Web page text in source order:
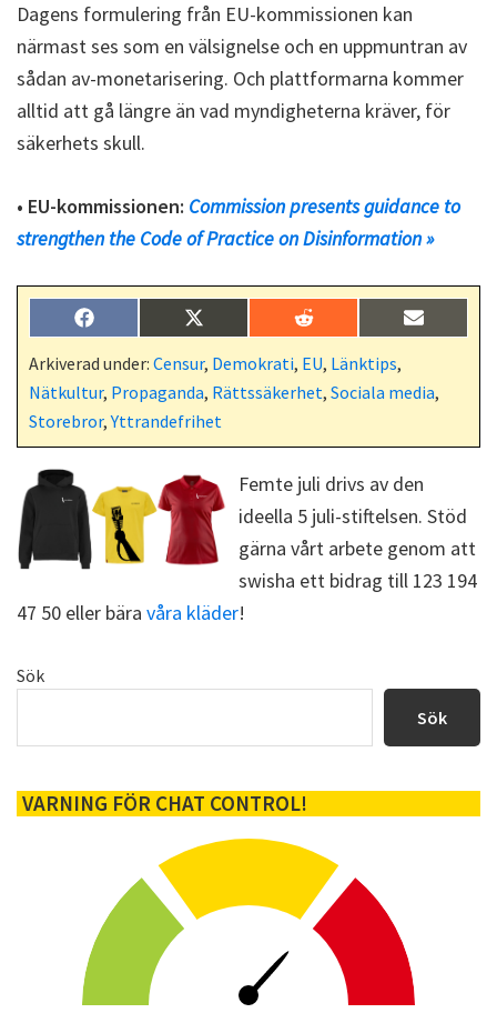
Dagens formulering från EU-kommissionen kan
närmast ses som en välsignelse och en uppmuntran av
sådan av-monetarisering. Och plattformarna kommer
alltid att gå längre än vad myndigheterna kräver, för
säkerhets skull.
• EU-kommissionen: Commission presents guidance to
strengthen the Code of Practice on Disinformation »
Dela
på
F
a
c
b
o
o
k
Dela
på
X
(
T
w
i
t
t
e
)
Dela
på
R
e
d
i
Dela
på
E
-
s
Arkiverad under: Censur, Demokrati, EU, Länktips,
Nätkultur, Propaganda, Rättssäkerhet, Sociala media,
Storebror,Yttrandefrihet
Femte juli drivs av den
ideella 5 juli-stiftelsen. Stöd
gärna vårt arbete genom att
swisha ett bidrag till 123 194
47 50 eller bära våra kläder!
Primärt
Sök
Sök
VARNING FÖR CHAT CONTROL!